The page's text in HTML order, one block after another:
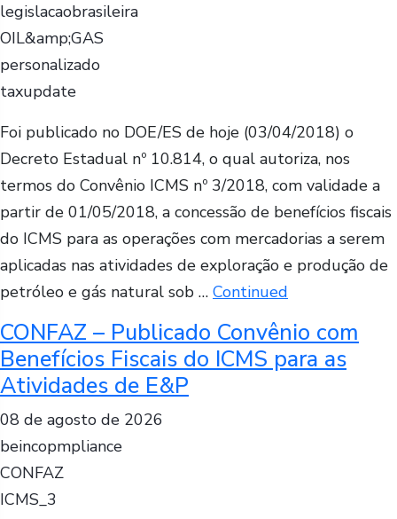
legislacaobrasileira
OIL&amp;GAS
personalizado
taxupdate
Foi publicado no DOE/ES de hoje (03/04/2018) o
Decreto Estadual nº 10.814, o qual autoriza, nos
termos do Convênio ICMS nº 3/2018, com validade a
partir de 01/05/2018, a concessão de benefícios fiscais
do ICMS para as operações com mercadorias a serem
aplicadas nas atividades de exploração e produção de
petróleo e gás natural sob … Continued
CONFAZ – Publicado Convênio com
Benefícios Fiscais do ICMS para as
Atividades de E&P
08 de agosto de 2026
beincopmpliance
CONFAZ
ICMS_3